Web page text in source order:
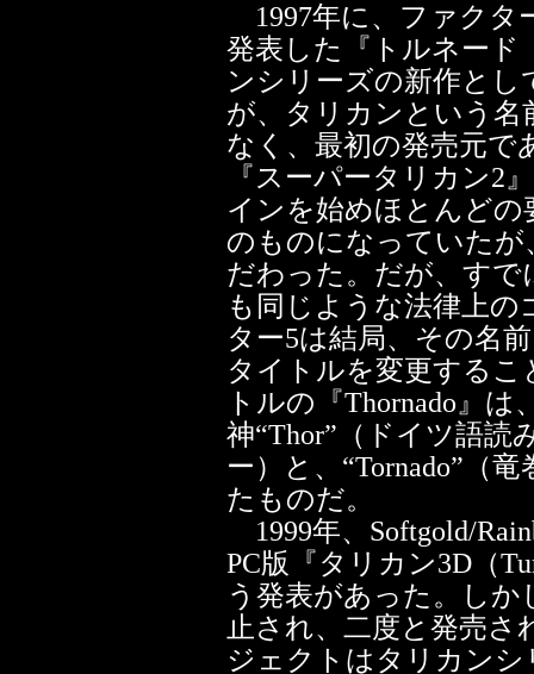
1997年に、ファクタ
発表した『トルネード
ンシリーズの新作と
が、タリカンという名
なく、最初の発売元で
『スーパータリカン2
インを始めほとんど
のものになっていた
だわった。だが、すで
も同じような法律上
ター5は結局、その名
タイトルを変更する
トルの『Thornado』
神“Thor”（ドイツ語読
ー）と、“Tornado”（
たものだ。
1999年、Softgold/
PC版『タリカン3D（
う発表があった。し
止され、二度と発売
ジェクトはタリカンシ